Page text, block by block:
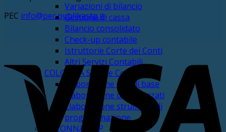
Variazioni di bilancio
Gestione di cassa
Bilancio consolidato
Check-up contabile
Istruttorie Corte dei Conti
Altri Servizi Contabili
COLONNA Service Contabile
Elaborazione dati di base
Elaborazione dati avanzati
Elaborazione strumenti di
programmazione
COLONNA DUP
PEC info@pec.publikastp.it